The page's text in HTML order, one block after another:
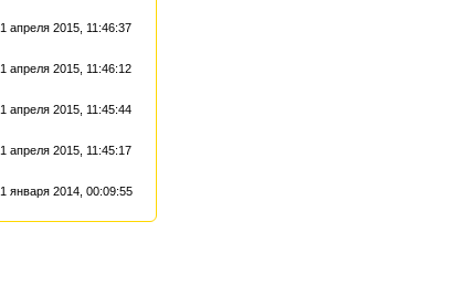
1 апреля 2015, 11:46:37
1 апреля 2015, 11:46:12
1 апреля 2015, 11:45:44
1 апреля 2015, 11:45:17
1 января 2014, 00:09:55